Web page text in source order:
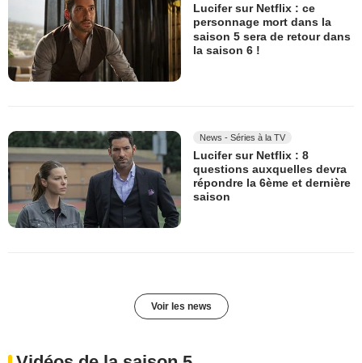
Lucifer sur Netflix : ce
personnage mort dans la
saison 5 sera de retour dans
la saison 6 !
News - Séries à la TV
Lucifer sur Netflix : 8
questions auxquelles devra
répondre la 6ème et dernière
saison
Voir les news